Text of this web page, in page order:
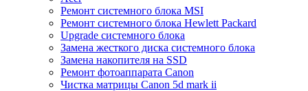
Ремонт системного блока MSI
Ремонт системного блока Hewlett Packard
Upgrade системного блока
Замена жесткого диска системного блока
Замена накопителя на SSD
Ремонт фотоаппарата Canon
Чистка матрицы Canon 5d mark ii